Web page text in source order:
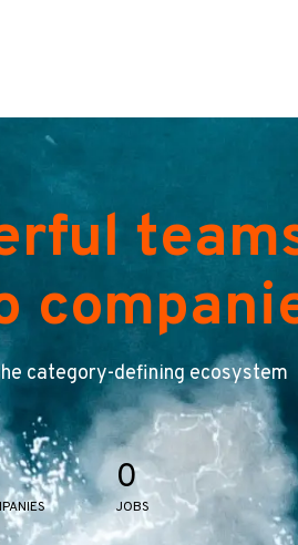
category-defining ecosystem
0
JOBS